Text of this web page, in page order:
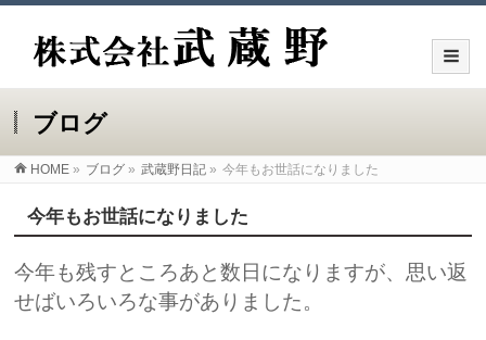
ブログ
HOME » ブログ » 武蔵野日記 » 今年もお世話になりました
今年もお世話になりました
今年も残すところあと数日になりますが、思い返
せばいろいろな事がありました。